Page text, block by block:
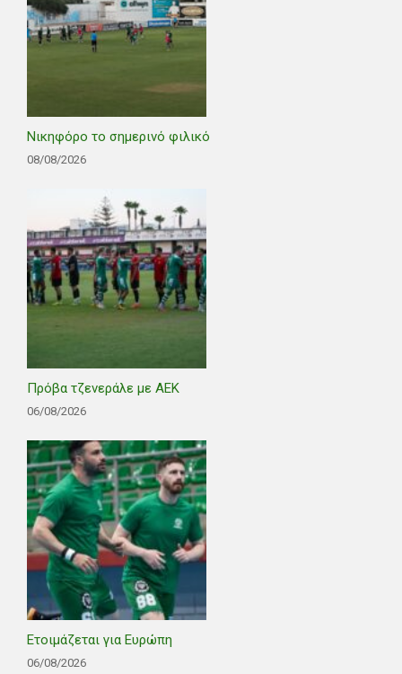
Νικηφόρο το σημερινό φιλικό
08/08/2026
Πρόβα τζενεράλε με ΑΕΚ
06/08/2026
Ετοιμάζεται για Ευρώπη
06/08/2026